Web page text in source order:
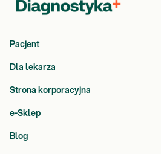
Pacjent
Dla lekarza
Strona korporacyjna
e-Sklep
Blog